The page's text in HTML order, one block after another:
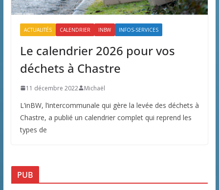
ACTUALITÉS CALENDRIER INBW INFOS-SERVICES
Le calendrier 2026 pour vos
déchets à Chastre
11 décembre 2022 Michaël
L’inBW, l’intercommunale qui gère la levée des déchets à
Chastre, a publié un calendrier complet qui reprend les
types de
PUB